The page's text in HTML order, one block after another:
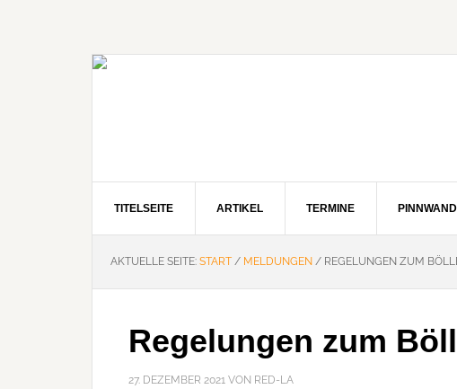
TITELSEITE ARTIKEL TERMINE PINNWAND
AKTUELLE SEITE: START / MELDUNGEN / REGELUNGEN ZUM
Regelungen zum
27. DEZEMBER 2021 VON RED-LA